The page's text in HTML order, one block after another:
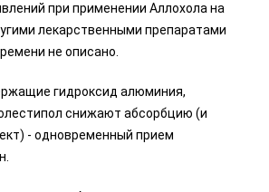
при применении Аллохола на
лекарственными препаратами
не описано.
гидроксид алюминия,
снижают абсорбцию (и
- одновременный прием